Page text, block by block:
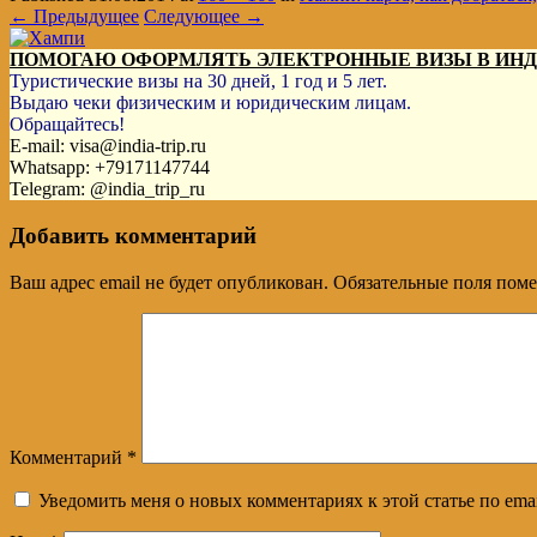
← Предыдущее Следующее →
ПОМОГАЮ ОФОРМЛЯТЬ ЭЛЕКТРОННЫЕ ВИЗЫ В
Туристические визы на 30 дней, 1 год и 5 лет.
Выдаю чеки физическим и юридическим лицам.
Обращайтесь!
E-mail: visa@india-trip.ru
Whatsapp: +79171147744
Telegram: @india_trip_ru
Добавить комментарий
Ваш адрес email не будет опубликован. Обязательные поля
Комментарий *
Уведомить меня о новых комментариях к этой статье по